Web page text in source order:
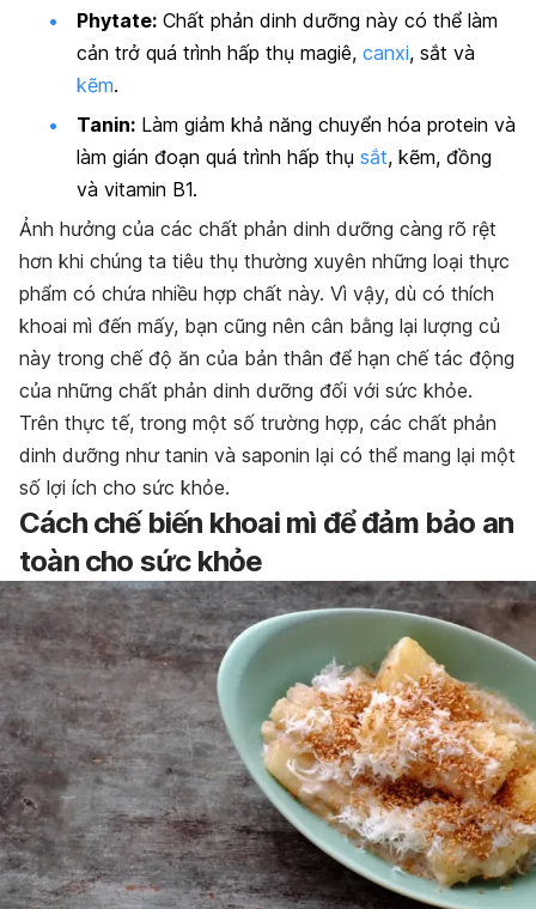
Phytate: Chất phản dinh dưỡng này có thể làm
cản trở quá trình hấp thụ magiê, canxi, sắt và
kẽm.
Tanin: Làm giảm khả năng chuyển hóa protein và
làm gián đoạn quá trình hấp thụ sắt, kẽm, đồng
và vitamin B1.
Ảnh hưởng của các chất phản dinh dưỡng càng rõ rệt
hơn khi chúng ta tiêu thụ thường xuyên những loại thực
phẩm có chứa nhiều hợp chất này. Vì vậy, dù có thích
khoai mì đến mấy, bạn cũng nên cân bằng lại lượng củ
này trong chế độ ăn của bản thân để hạn chế tác động
của những chất phản dinh dưỡng đối với sức khỏe.
Trên thực tế, trong một số trường hợp, các chất phản
dinh dưỡng như tanin và saponin lại có thể mang lại một
số lợi ích cho sức khỏe.
Cách chế biến khoai mì để đảm bảo an
toàn cho sức khỏe